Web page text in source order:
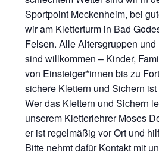
Sportpoint Meckenheim, bei
wir am Kletterturm in Bad
Felsen. Alle Altersgruppen
sind willkommen – Kinder,
von Einsteiger*innen bis zu
sichere Klettern und Sichern
Wer das Klettern und Sichern
unserem Kletterlehrer Moses
er ist regelmäßig vor Ort und
Bitte nehmt dafür Kontakt mit